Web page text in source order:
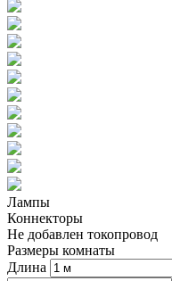
Лампы
Коннекторы
Не добавлен токопровод
Размеры комнаты
Длина